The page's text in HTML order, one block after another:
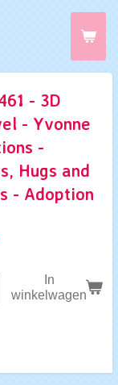
- 3D
- Yvonne
-
Hugs and
- Adoption
In
winkelwagen